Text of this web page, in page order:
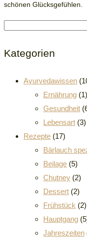
schönen Glücksgefühlen.
Kategorien
Ayurvedawissen
Ernährung (1)
Gesundheit
Lebensart (3)
Rezepte (17)
Bärlauch
Beilage (5)
Chutney (2)
Dessert (2)
Frühstück (2)
Hauptgang
Jahreszeiten